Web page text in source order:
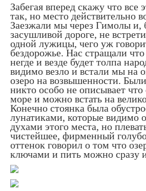
Забегая вперед скажу что все
так, но место действительно
Заезжали мы через Гимолы и,
засушливой дороге, не
одной лужицы, чего уж
бездорожье. Нас стращали что
негде и везде будет толпа
видимо везло и встали мы на
озеро на возвышенности.
никто особо не описывает что
море и можно встать на
Конечно стоянка была
лунатиками, которые видимо
духами этого места, но
чистейшее, фирменный
оттенок говорил о том что
ключами и пить можно сразу